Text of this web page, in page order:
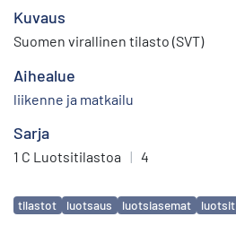
Kuvaus
Suomen virallinen tilasto (SVT)
Aihealue
liikenne ja matkailu
Sarja
1 C Luotsitilastoa | 4
Avainsanat
tilastot luotsaus luotsiasemat luotsit